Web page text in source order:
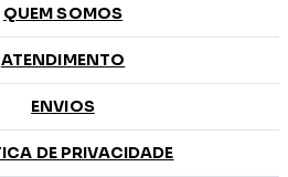
QUEM SOMOS
ATENDIMENTO
ENVIOS
DE PRIVACIDADE